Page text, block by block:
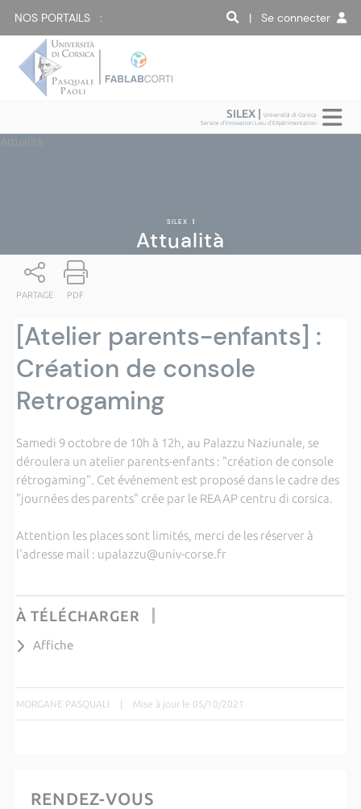
NOS PORTAILS : | Se connecter
SILEX |Università di Corsica
Service d'Innovation Lieu d'EXpérimentation
Attualità
SILEX |
Attualità
PARTAGE PDF
[Atelier parents-enfants] :
Création de console
Retrogaming
Samedi 9 octobre de 10h à 12h, au Palazzu Naziunale, se
déroulera un atelier parents-enfants : "création de console
rétrogaming". Cet événement est proposé dans le cadre des
"journées des parents" crée par le REAAP centru di corsica.
Attention les places sont limités, merci de les réserver à
l'adresse mail : upalazzu@univ-corse.fr
À TÉLÉCHARGER
Affiche
MORGANE PASQUALI | Mise à jour le 05/10/2021
RENDEZ-VOUS